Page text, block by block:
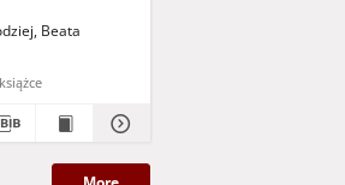
- red. Paprzycka, Emilia - red.
Beata